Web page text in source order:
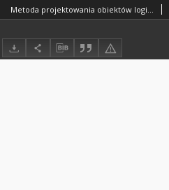
Metoda projektowania obiektów logistycznych w aspekcie harmonogramowania procesów transportu wewnętrznego